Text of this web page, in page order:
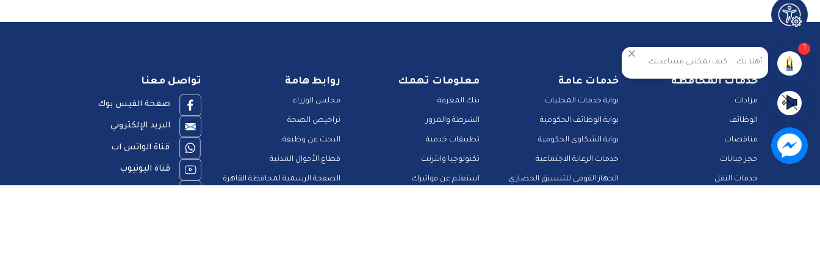
خدمات المحافظة
مزادات
الوظائف
مناقصات
حجز جبانات
خدمات النقل
خدمات عامة
بوابة خدمات المحليات
بوابة الوظائف الحكومية
بوابة الشكاوى الحكومية
خدمات الرعاية الاجتماعية
الجهاز القومى للتنسيق الحضاري
معلومات تهمك
بنك المعرفة
الشرطة والمرور
تطبيقات خدمية
تكنولوجيا وانترنت
استعلم عن فواتيرك
روابط هامة
مجلس الوزراء
تراخيص الصحة
البحث عن وظيفة
قطاع الأحوال المدنية
الصفحة الرسمية لمحافظة القاهرة
تواصل معنا
صفحة الفيس بوك
البريد الإلكتروني
قناة الواتس اب
قناة اليوتيوب
أهلا بك ... كيف يمكننى مساعدتك
1